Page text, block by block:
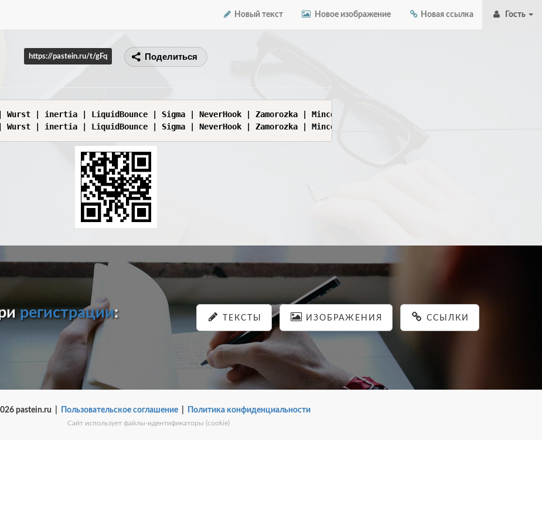
Новый текст Новое изображение Новая ссылка Гость
https://pastein.ru/t/gFq Поделиться
Wurst | inertia | LiquidBounce | Sigma | NeverHook | Zamorozka | Minced | Wexside | Shit | Expensive | Wild |
Wurst | inertia | LiquidBounce | Sigma | NeverHook | Zamorozka | Minced | Wexside | Shit | Expensive | Wild |
регистрации: ТЕКСТЫ ИЗОБРАЖЕНИЯ ССЫЛКИ
pastein.ru | Пользовательское соглашение| Политика конфиденциальности
Сайт использует файлы-идентификаторы (cookie)